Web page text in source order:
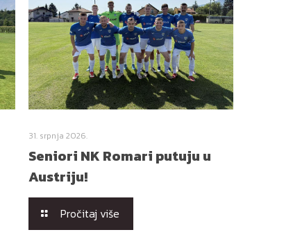
31. srpnja 2026.
Seniori NK Romari putuju u
Austriju!
Pročitaj više